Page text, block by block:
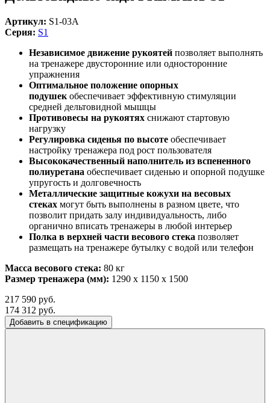
Артикул: S1-03A
Серия: S1
Независимое движение рукоятей позволяет выполнять
на тренажере двусторонние или односторонние
упражнения
Оптимальное положение опорных
подушек обеспечивает эффективную стимуляции
средней дельтовидной мышцы
Противовесы на рукоятях снижают стартовую
нагрузку
Регулировка сиденья по высоте обеспечивает
настройку тренажера под рост пользователя
Высококачественный наполнитель из вспененного
полиуретана обеспечивает сиденью и опорной подушке
упругость и долговечность
Металлические защитные кожухи на весовых
стеках могут быть выполнены в разном цвете, что
позволит придать залу индивидуальность, либо
органично вписать тренажеры в любой интерьер
Полка в верхней части весового стека позволяет
размещать на тренажере бутылку с водой или телефон
Масса весового стека: 80 кг
Размер тренажера (мм): 1290 x 1150 x 1500
217 590 руб.
174 312 руб.
Добавить в спецификацию